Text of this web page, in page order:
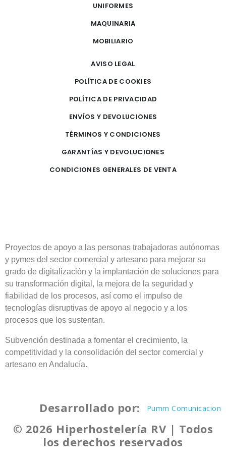
UNIFORMES
MAQUINARIA
MOBILIARIO
AVISO LEGAL
POLÍTICA DE COOKIES
POLÍTICA DE PRIVACIDAD
ENVÍOS Y DEVOLUCIONES
TÉRMINOS Y CONDICIONES
GARANTÍAS Y DEVOLUCIONES
CONDICIONES GENERALES DE VENTA
Proyectos de apoyo a las personas trabajadoras autónomas
y pymes del sector comercial y artesano para mejorar su
grado de digitalización y la implantación de soluciones para
su transformación digital, la mejora de la seguridad y
fiabilidad de los procesos, así como el impulso de
tecnologías disruptivas de apoyo al negocio y a los
procesos que los sustentan.
Subvención destinada a fomentar el crecimiento, la
competitividad y la consolidación del sector comercial y
artesano en Andalucía.
Desarrollado por: Pumm Comunicacion
© 2026 Hiperhostelería RV | Todos
los derechos reservados